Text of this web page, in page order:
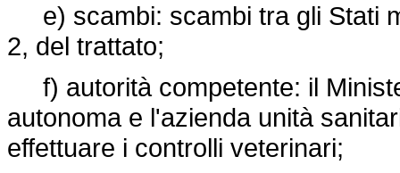
e) scambi: scambi tra gli Stati
2, del trattato;
f) autorità competente: il
autonoma e l'azienda unità
effettuare i controlli veterinari;